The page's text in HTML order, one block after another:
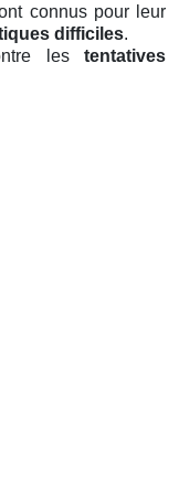
connus pour leur
difficiles.
les tentatives